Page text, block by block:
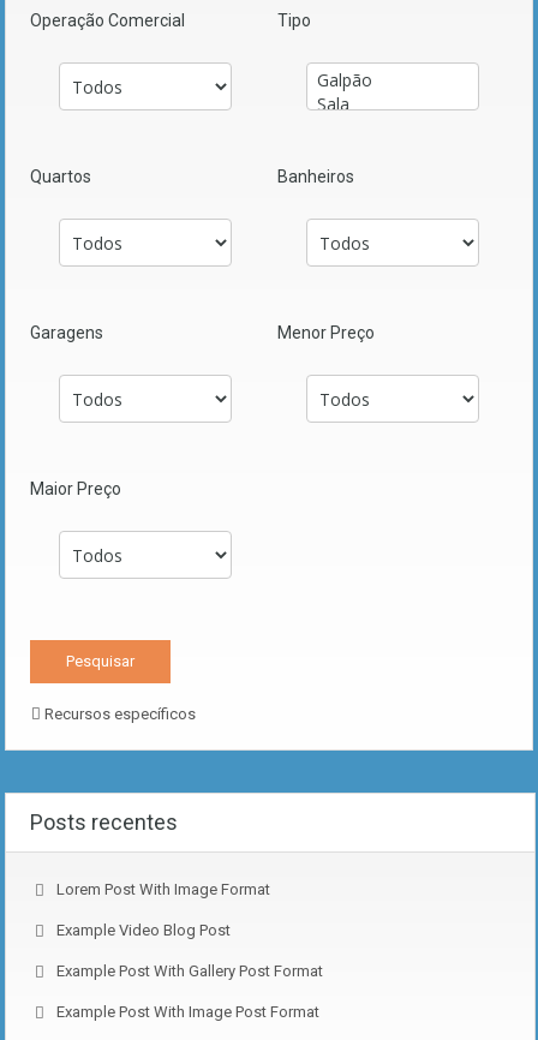
Operação Comercial Tipo
Quartos Banheiros
Garagens Menor Preço
Maior Preço
Recursos específicos
Posts recentes
Lorem Post With Image Format
Example Video Blog Post
Example Post With Gallery Post Format
Example Post With Image Post Format